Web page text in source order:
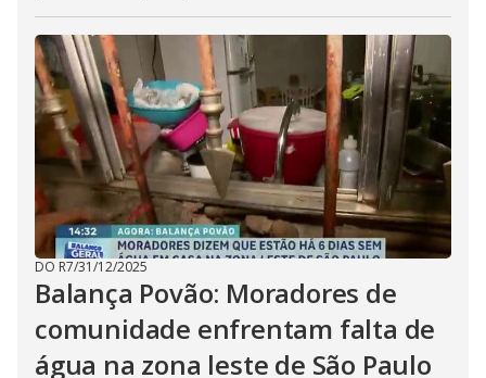
DO R7/31/12/2025
Balança Povão: Moradores de
comunidade enfrentam falta de
água na zona leste de São Paulo